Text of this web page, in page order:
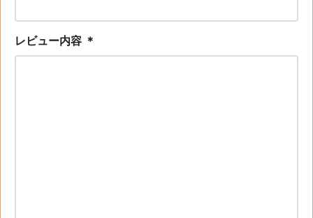
レビュー内容 ＊